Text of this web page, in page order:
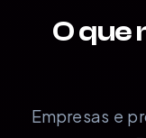
O que
Empresas e